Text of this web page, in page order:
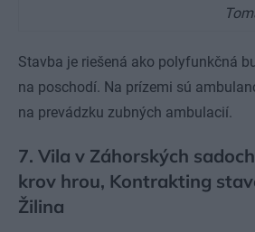
Stavba je riešená ako polyfunkčná
na poschodí. Na prízemi sú
na prevádzku zubných ambulacií.
7. Vila v Záhorských
krov hrou, Kontrakting
Žilina